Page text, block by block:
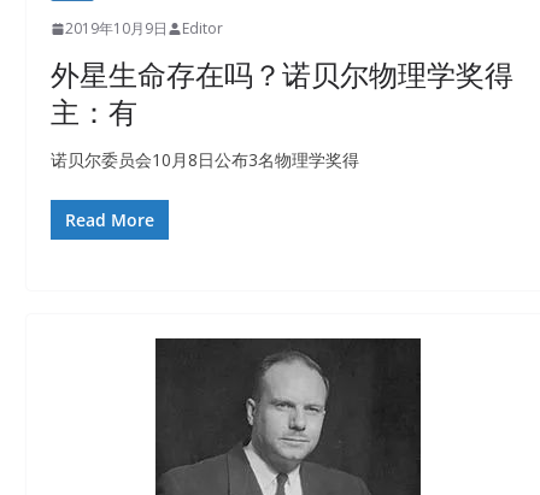
2019年10月9日 Editor
外星生命存在吗？诺贝尔物理学奖得
主：有
诺贝尔委员会10月8日公布3名物理学奖得
Read More